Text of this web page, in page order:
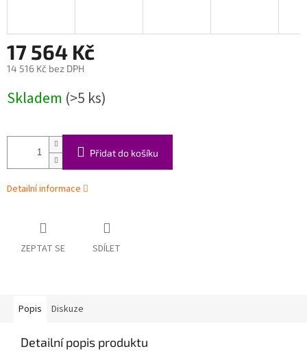
17 564 Kč
14 516 Kč bez DPH
cena:
Skladem (>5 ks)
Přidat do košíku
Detailní informace
ZEPTAT SE SDÍLET
Popis Diskuze
Detailní popis produktu